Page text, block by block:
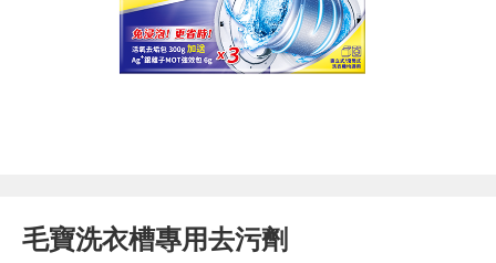
毛寶洗衣槽專用去污劑